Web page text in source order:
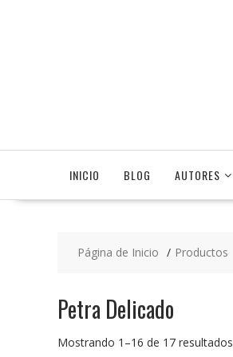
INICIO BLOG AUTORES
Página de Inicio Productos
Petra Delicado
Mostrando 1–16 de 17 resultados